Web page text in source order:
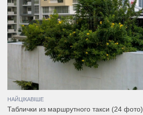
НАЙЦІКАВІШЕ
Таблички из маршрутного такси (24 фото)